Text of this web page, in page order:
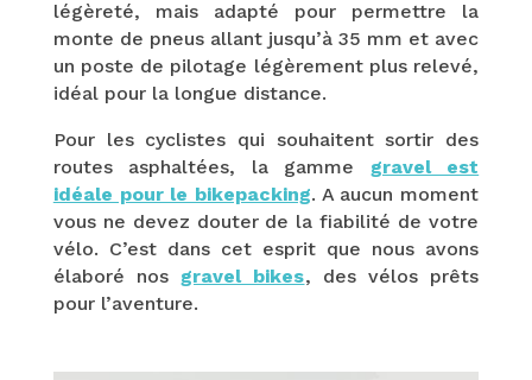
légèreté, mais adapté pour permettre la
monte de pneus allant jusqu’à 35 mm et avec
un poste de pilotage légèrement plus relevé,
idéal pour la longue distance.
Pour les cyclistes qui souhaitent sortir des
routes asphaltées, la gamme gravel est
idéale pour le bikepacking. A aucun moment
vous ne devez douter de la fiabilité de votre
vélo. C’est dans cet esprit que nous avons
élaboré nos gravel bikes, des vélos prêts
pour l’aventure.